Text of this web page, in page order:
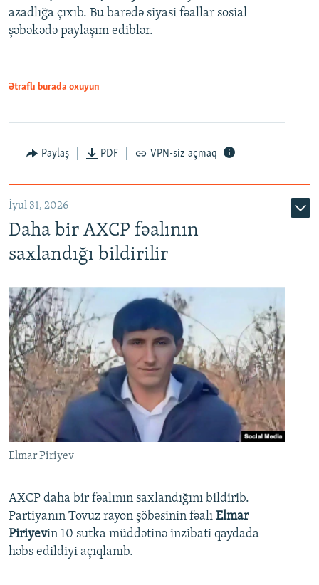
azadlığa çıxıb. Bu barədə siyasi fəallar sosial
şəbəkədə paylaşım ediblər.
Ətraflı burada oxuyun
Paylaş PDF VPN-siz açmaq
İyul 31, 2026
Daha bir AXCP fəalının
saxlandığı bildirilir
Elmar Piriyev
AXCP daha bir fəalının saxlandığını bildirib.
Partiyanın Tovuz rayon şöbəsinin fəalı Elmar
Piriyevin 10 sutka müddətinə inzibati qaydada
həbs edildiyi açıqlanıb.